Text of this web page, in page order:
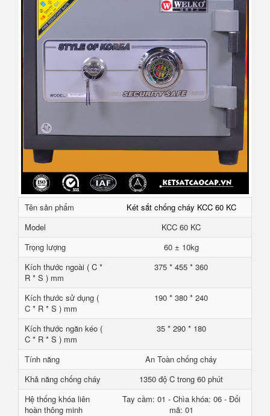
Tên sản phẩm
Két sắt chống cháy KCC 60 KC
Model
KCC 60 KC
Trọng lượng
60 ± 10kg
Kích thước ngoài ( C *
R * S ) mm
375 * 455 * 360
Kích thước sử dụng (
C * R * S ) mm
190 * 380 * 240
Kích thước ngăn kéo (
C * R * S ) mm
35 * 290 * 180
Tính năng
An Toàn chống cháy
Khả năng chống cháy
1350 độ C trong 60 phút
Hệ thống khóa liên
hoàn thông minh
Tay cầm: 01 - Chìa khóa: 06 - Đổi
mã: 01